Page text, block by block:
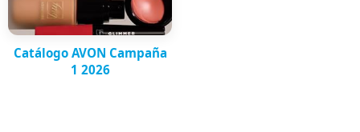
Catálogo AVON Campaña
1 2026